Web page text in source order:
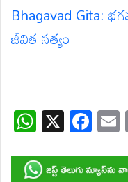
Bhagavad Gita:
జీవిత సత్యం
W
h
at
X F
ac
e